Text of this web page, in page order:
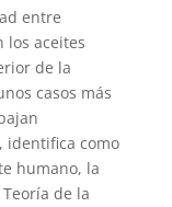
entre
los aceites
de la
casos más
identifica como
humano, la
de la